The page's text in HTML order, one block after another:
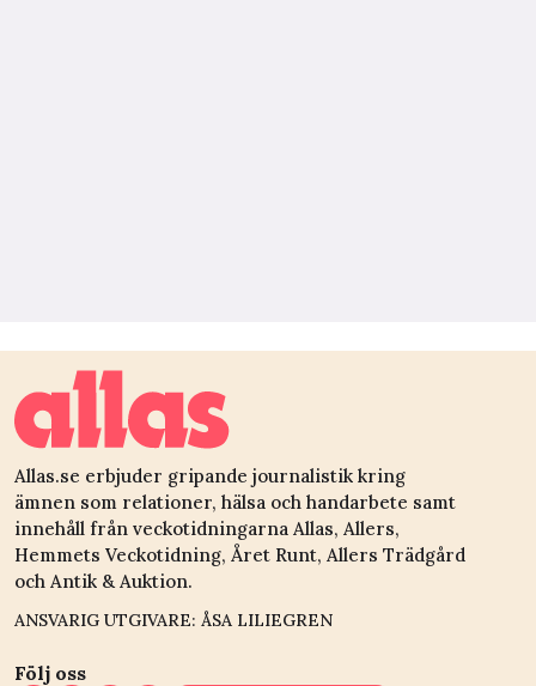
Allas.se erbjuder gripande journalistik kring
ämnen som relationer, hälsa och handarbete samt
innehåll från veckotidningarna Allas, Allers,
Hemmets Veckotidning, Året Runt, Allers Trädgård
och Antik & Auktion.
ANSVARIG UTGIVARE: ÅSA LILIEGREN
Följ oss